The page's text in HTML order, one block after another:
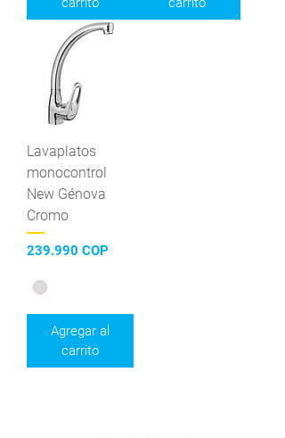
Lavaplatos
monocontrol
New Génova
Cromo
Precio
239.990 COP
Agregar al
carrito